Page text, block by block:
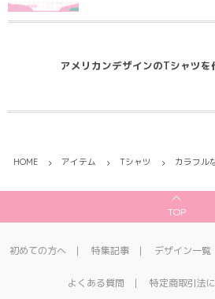
アメリカンデザインのTシャツを
HOME アイテム Tシャツ カラフル
TOP
初めての方へ 特集記事 デザイン一覧
よくある質問 特定商取引法